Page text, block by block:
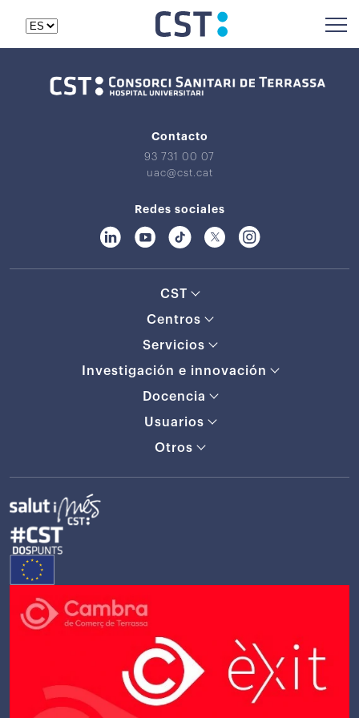
Contacto
93 731 00 07
uac@cst.cat
Redes sociales
CST
Centros
Servicios
Investigación e innovación
Docencia
Usuarios
Otros